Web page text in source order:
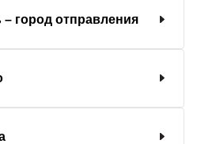
– город отправления